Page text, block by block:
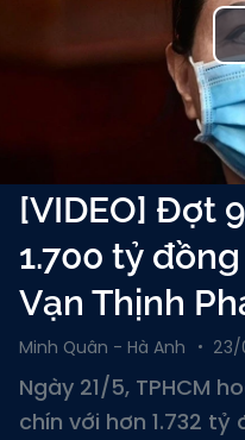
[VIDEO] Đợt
1.700 tỷ
Vạn Thịnh
Minh Quân - Hà Anh 23/
Ngày 21/5, TPHCM
chín với hơn 1.732